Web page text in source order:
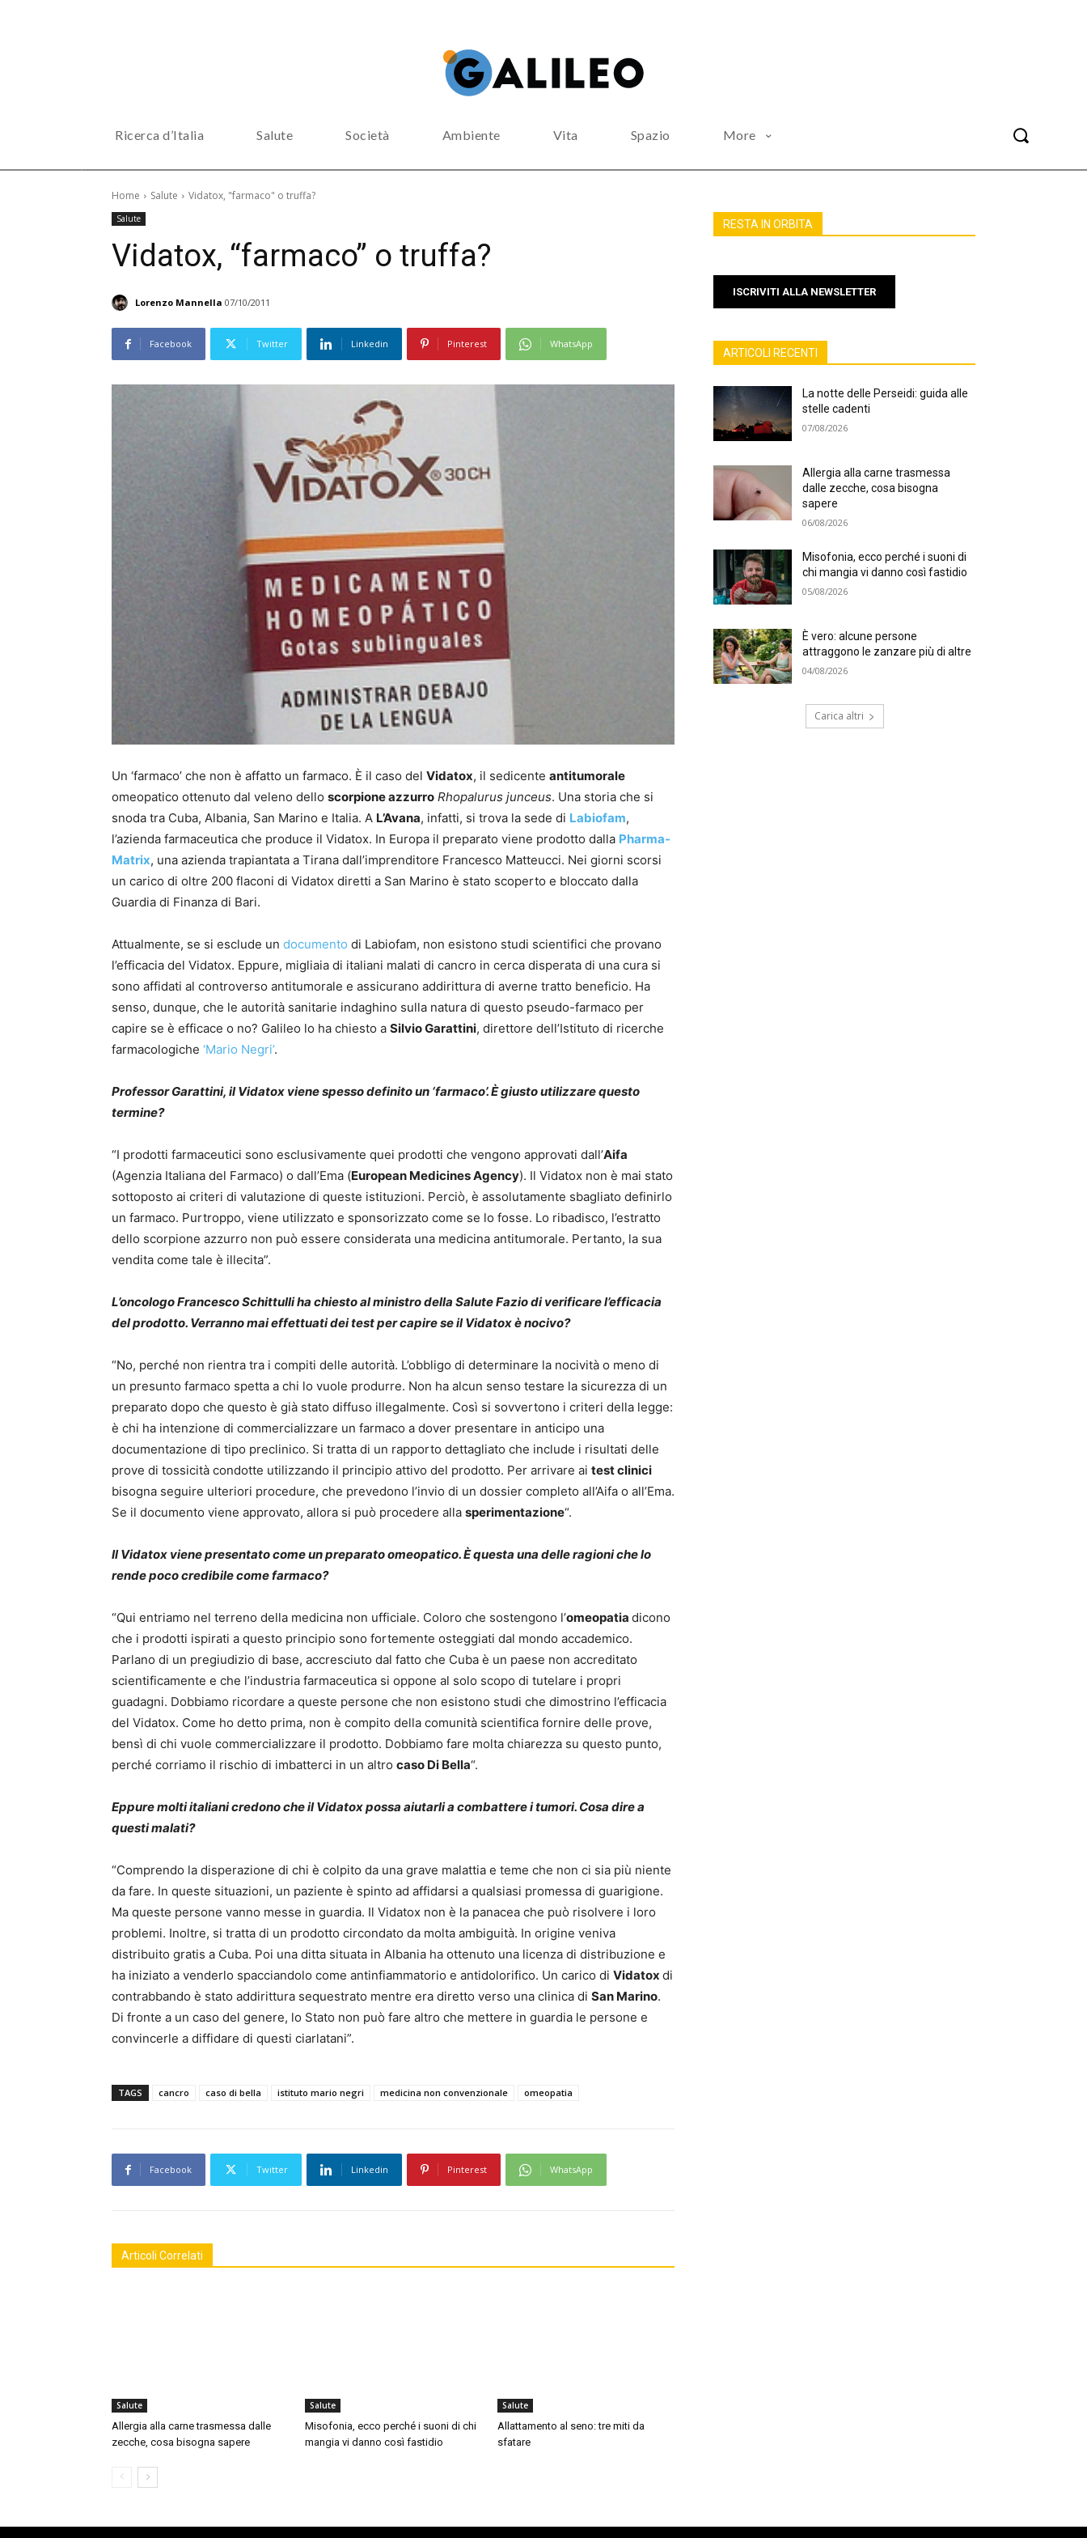
Ricerca d’Italia Salute Società Ambiente Vita Spazio More
Home Salute Vidatox, "farmaco" o truffa?
Salute
Vidatox, “farmaco” o truffa?
Lorenzo Mannella 07/10/2011
Facebook Twitter Linkedin Pinterest WhatsApp
Un ‘farmaco’ che non è affatto un farmaco. È il caso del Vidatox, il sedicente antitumorale
omeopatico ottenuto dal veleno dello scorpione azzurro Rhopalurus junceus. Una storia che si
snoda tra Cuba, Albania, San Marino e Italia. A L’Avana, infatti, si trova la sede di Labiofam,
l’azienda farmaceutica che produce il Vidatox. In Europa il preparato viene prodotto dalla Pharma-
Matrix, una azienda trapiantata a Tirana dall’imprenditore Francesco Matteucci. Nei giorni scorsi
un carico di oltre 200 flaconi di Vidatox diretti a San Marino è stato scoperto e bloccato dalla
Guardia di Finanza di Bari.
Attualmente, se si esclude un documento di Labiofam, non esistono studi scientifici che provano
l’efficacia del Vidatox. Eppure, migliaia di italiani malati di cancro in cerca disperata di una cura si
sono affidati al controverso antitumorale e assicurano addirittura di averne tratto beneficio. Ha
senso, dunque, che le autorità sanitarie indaghino sulla natura di questo pseudo-farmaco per
capire se è efficace o no? Galileo lo ha chiesto a Silvio Garattini, direttore dell’Istituto di ricerche
farmacologiche ‘Mario Negri’.
Professor Garattini, il Vidatox viene spesso definito un ‘farmaco’. È giusto utilizzare questo
termine?
“I prodotti farmaceutici sono esclusivamente quei prodotti che vengono approvati dall’Aifa
(Agenzia Italiana del Farmaco) o dall’Ema (European Medicines Agency). Il Vidatox non è mai stato
sottoposto ai criteri di valutazione di queste istituzioni. Perciò, è assolutamente sbagliato definirlo
un farmaco. Purtroppo, viene utilizzato e sponsorizzato come se lo fosse. Lo ribadisco, l’estratto
dello scorpione azzurro non può essere considerata una medicina antitumorale. Pertanto, la sua
vendita come tale è illecita”.
L’oncologo Francesco Schittulli ha chiesto al ministro della Salute Fazio di verificare l’efficacia
del prodotto. Verranno mai effettuati dei test per capire se il Vidatox è nocivo?
“No, perché non rientra tra i compiti delle autorità. L’obbligo di determinare la nocività o meno di
un presunto farmaco spetta a chi lo vuole produrre. Non ha alcun senso testare la sicurezza di un
preparato dopo che questo è già stato diffuso illegalmente. Così si sovvertono i criteri della legge:
è chi ha intenzione di commercializzare un farmaco a dover presentare in anticipo una
documentazione di tipo preclinico. Si tratta di un rapporto dettagliato che include i risultati delle
prove di tossicità condotte utilizzando il principio attivo del prodotto. Per arrivare ai test clinici
bisogna seguire ulteriori procedure, che prevedono l’invio di un dossier completo all’Aifa o all’Ema.
Se il documento viene approvato, allora si può procedere alla sperimentazione“.
Il Vidatox viene presentato come un preparato omeopatico. È questa una delle ragioni che lo
rende poco credibile come farmaco?
“Qui entriamo nel terreno della medicina non ufficiale. Coloro che sostengono l’omeopatia dicono
che i prodotti ispirati a questo principio sono fortemente osteggiati dal mondo accademico.
Parlano di un pregiudizio di base, accresciuto dal fatto che Cuba è un paese non accreditato
scientificamente e che l’industria farmaceutica si oppone al solo scopo di tutelare i propri
guadagni. Dobbiamo ricordare a queste persone che non esistono studi che dimostrino l’efficacia
del Vidatox. Come ho detto prima, non è compito della comunità scientifica fornire delle prove,
bensì di chi vuole commercializzare il prodotto. Dobbiamo fare molta chiarezza su questo punto,
perché corriamo il rischio di imbatterci in un altro caso Di Bella“.
Eppure molti italiani credono che il Vidatox possa aiutarli a combattere i tumori. Cosa dire a
questi malati?
“Comprendo la disperazione di chi è colpito da una grave malattia e teme che non ci sia più niente
da fare. In queste situazioni, un paziente è spinto ad affidarsi a qualsiasi promessa di guarigione.
Ma queste persone vanno messe in guardia. Il Vidatox non è la panacea che può risolvere i loro
problemi. Inoltre, si tratta di un prodotto circondato da molta ambiguità. In origine veniva
distribuito gratis a Cuba. Poi una ditta situata in Albania ha ottenuto una licenza di distribuzione e
ha iniziato a venderlo spacciandolo come antinfiammatorio e antidolorifico. Un carico di Vidatox di
contrabbando è stato addirittura sequestrato mentre era diretto verso una clinica di San Marino.
Di fronte a un caso del genere, lo Stato non può fare altro che mettere in guardia le persone e
convincerle a diffidare di questi ciarlatani”.
TAGS cancro caso di bella istituto mario negri medicina non convenzionale omeopatia
Facebook Twitter Linkedin Pinterest WhatsApp
Articoli Correlati
Salute
Allergia alla carne trasmessa dalle
zecche, cosa bisogna sapere
Salute
Misofonia, ecco perché i suoni di chi
mangia vi danno così fastidio
Salute
Allattamento al seno: tre miti da
sfatare
RESTA IN ORBITA
ISCRIVITI ALLA NEWSLETTER
ARTICOLI RECENTI
La notte delle Perseidi: guida alle
stelle cadenti
07/08/2026
Allergia alla carne trasmessa
dalle zecche, cosa bisogna
sapere
06/08/2026
Misofonia, ecco perché i suoni di
chi mangia vi danno così fastidio
05/08/2026
È vero: alcune persone
attraggono le zanzare più di altre
04/08/2026
Carica altri